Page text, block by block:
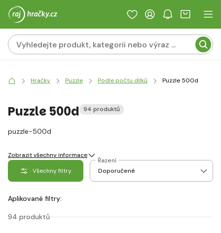
Hračky Puzzle Podle počtu dílků Puzzle 500d
Puzzle 500d 94 produktů
puzzle-500d
Zobrazit všechny informace
Všechny filtry
Řazení
Aplikované filtry:
94 produktů